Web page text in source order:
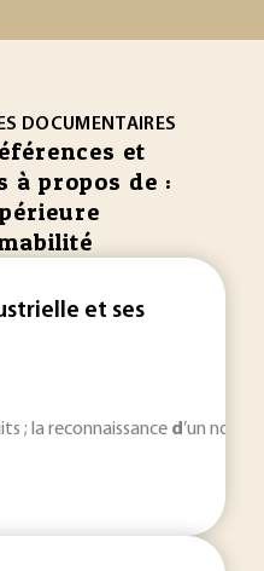
DOCUMENTAIRES
et
à propos de :
et ses
; la reconnaissance d’un